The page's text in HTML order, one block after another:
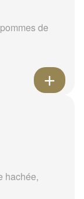
de
hachée,